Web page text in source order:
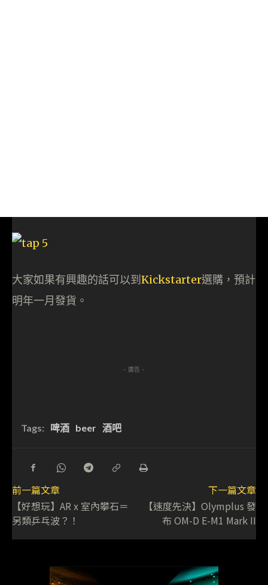
大家如果有興趣的話可以到 Kickstarter選購，預計
明年一月發貨。
- 廣告 -
Tags: 啤酒 beer 酒吧
前一篇文章
【好想玩】AR x 室內攀石＝
另類乒乓波？！
下一篇文章
【速度先決】Olymplus 發
布 OM-D E-M1 Mark II